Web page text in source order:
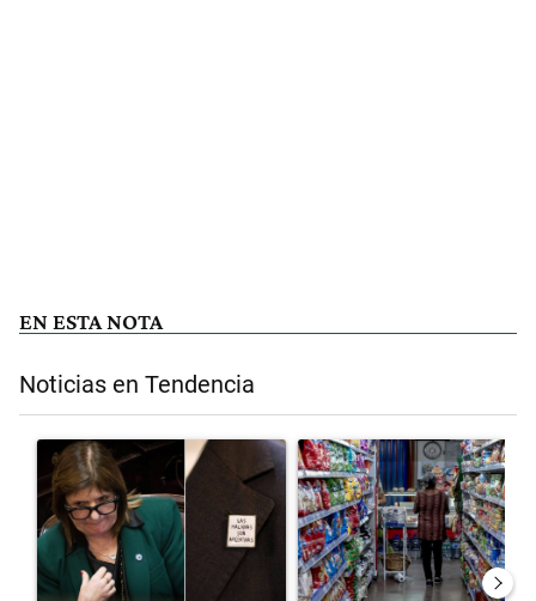
EN ESTA NOTA
Noticias en Tendencia
Este listado muestra los artículos con más comentarios en los
Un artículo de tendencia con el título ""¿Por qué 'nonoslodieron' a
Un artículo de tendencia con el